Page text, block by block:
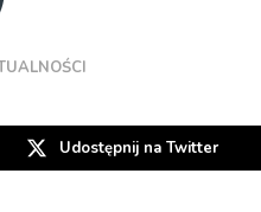
Udostępnij na Twitter